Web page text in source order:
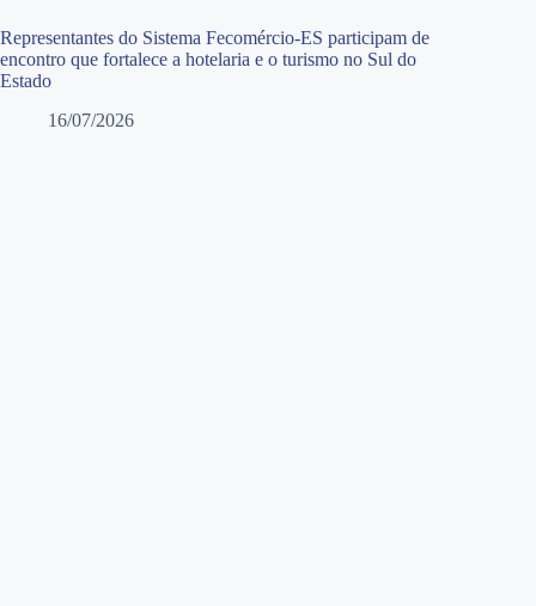
Representantes do Sistema Fecomércio-ES participam de
encontro que fortalece a hotelaria e o turismo no Sul do
Estado
16/07/2026